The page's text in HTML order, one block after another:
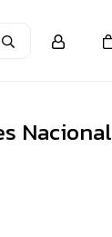
Nacional